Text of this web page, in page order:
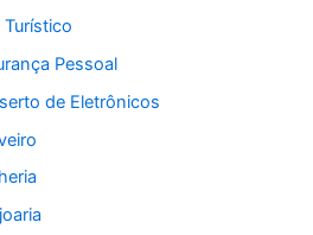
Turístico
Pessoal
de Eletrônicos